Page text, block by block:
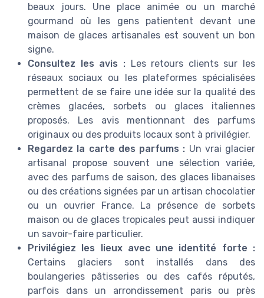
beaux jours. Une place animée ou un marché
gourmand où les gens patientent devant une
maison de glaces artisanales est souvent un bon
signe.
Consultez les avis :Les retours clients sur les
réseaux sociaux ou les plateformes spécialisées
permettent de se faire une idée sur la qualité des
crèmes glacées, sorbets ou glaces italiennes
proposés. Les avis mentionnant des parfums
originaux ou des produits locaux sont à privilégier.
Regardez la carte des parfums : Un vrai glacier
artisanal propose souvent une sélection variée,
avec des parfums de saison, des glaces libanaises
ou des créations signées par un artisan chocolatier
ou un ouvrier France. La présence de sorbets
maison ou de glaces tropicales peut aussi indiquer
un savoir-faire particulier.
Privilégiez les lieux avec une identité forte :
Certains glaciers sont installés dans des
boulangeries pâtisseries ou des cafés réputés,
parfois dans un arrondissement paris ou près